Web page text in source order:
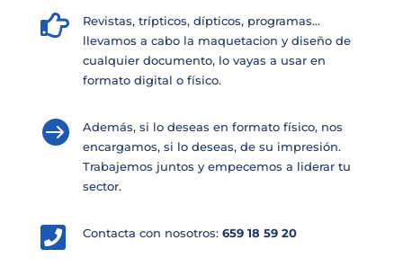

Revistas, trípticos, dípticos, programas…
llevamos a cabo la maquetacion y diseño de
cualquier documento, lo vayas a usar en
formato digital o físico.

Además, si lo deseas en formato físico, nos
encargamos, si lo deseas, de su impresión.
Trabajemos juntos y empecemos a liderar tu
sector.
 Contacta con nosotros: 659 18 59 20